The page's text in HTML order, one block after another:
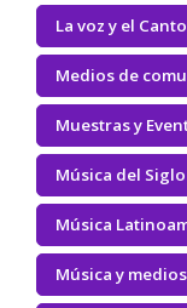
La voz y el Canto
Medios de
Muestras y
Música del Siglo
Música
Música y